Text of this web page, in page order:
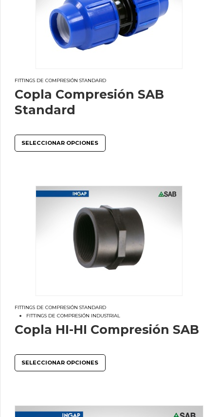
FITTINGS DE COMPRESIÓN STANDARD
Copla Compresión SAB
Standard
SELECCIONAR OPCIONES
FITTINGS DE COMPRESIÓN STANDARD
FITTINGS DE COMPRESIÓN INDUSTRIAL
Copla HI-HI Compresión SAB
SELECCIONAR OPCIONES